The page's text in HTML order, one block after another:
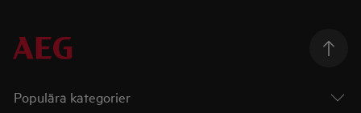
Populära kategorier